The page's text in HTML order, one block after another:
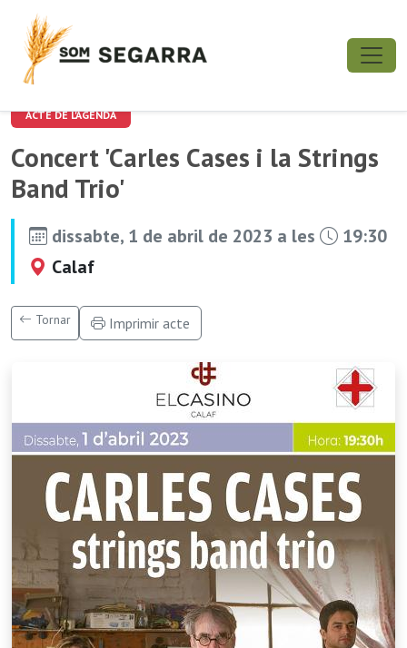
ACTE DE L'AGENDA
Concert 'Carles Cases i la Strings
Band Trio'
dissabte, 1 de abril de 2023 a les
19:30
Calaf
Tornar Imprimir acte